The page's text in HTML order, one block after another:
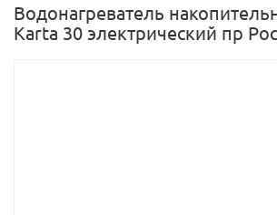
Водонагреватель
Karta 30 электрический пр